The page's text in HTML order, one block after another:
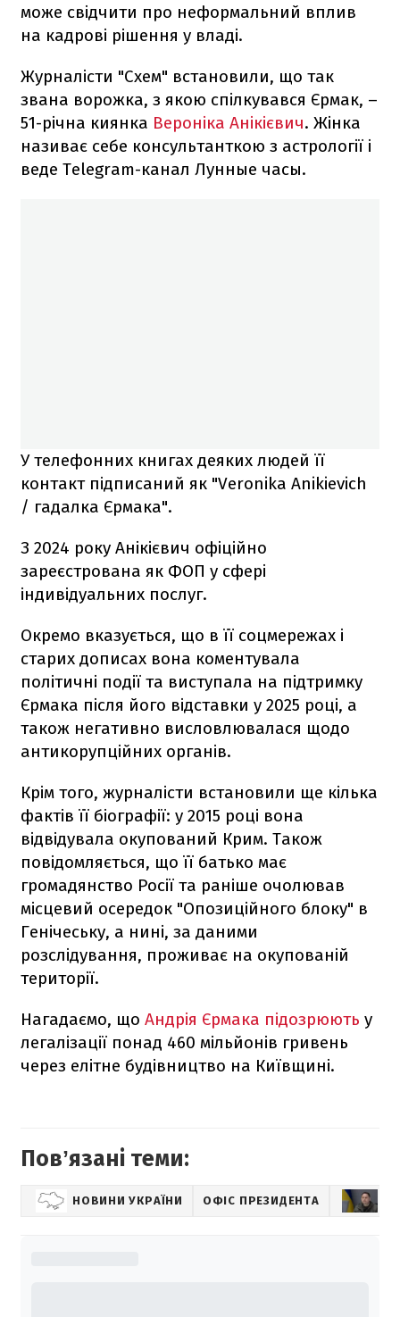
може свідчити про неформальний вплив
на кадрові рішення у владі.
Журналісти "Схем" встановили, що так
звана ворожка, з якою спілкувався Єрмак, –
51-річна киянка Вероніка Анікієвич. Жінка
називає себе консультанткою з астрології і
веде Telegram-канал Лунные часы.
У телефонних книгах деяких людей її
контакт підписаний як "Veronika Anikievich
/ гадалка Єрмака".
З 2024 року Анікієвич офіційно
зареєстрована як ФОП у сфері
індивідуальних послуг.
Окремо вказується, що в її соцмережах і
старих дописах вона коментувала
політичні події та виступала на підтримку
Єрмака після його відставки у 2025 році, а
також негативно висловлювалася щодо
антикорупційних органів.
Крім того, журналісти встановили ще кілька
фактів її біографії: у 2015 році вона
відвідувала окупований Крим. Також
повідомляється, що її батько має
громадянство Росії та раніше очолював
місцевий осередок "Опозиційного блоку" в
Генічеську, а нині, за даними
розслідування, проживає на окупованій
території.
Нагадаємо, що Андрія Єрмака підозрюють у
легалізації понад 460 мільйонів гривень
через елітне будівництво на Київщині.
Повʼязані теми:
НОВИНИ УКРАЇНИ ОФІС ПРЕЗИДЕНТА